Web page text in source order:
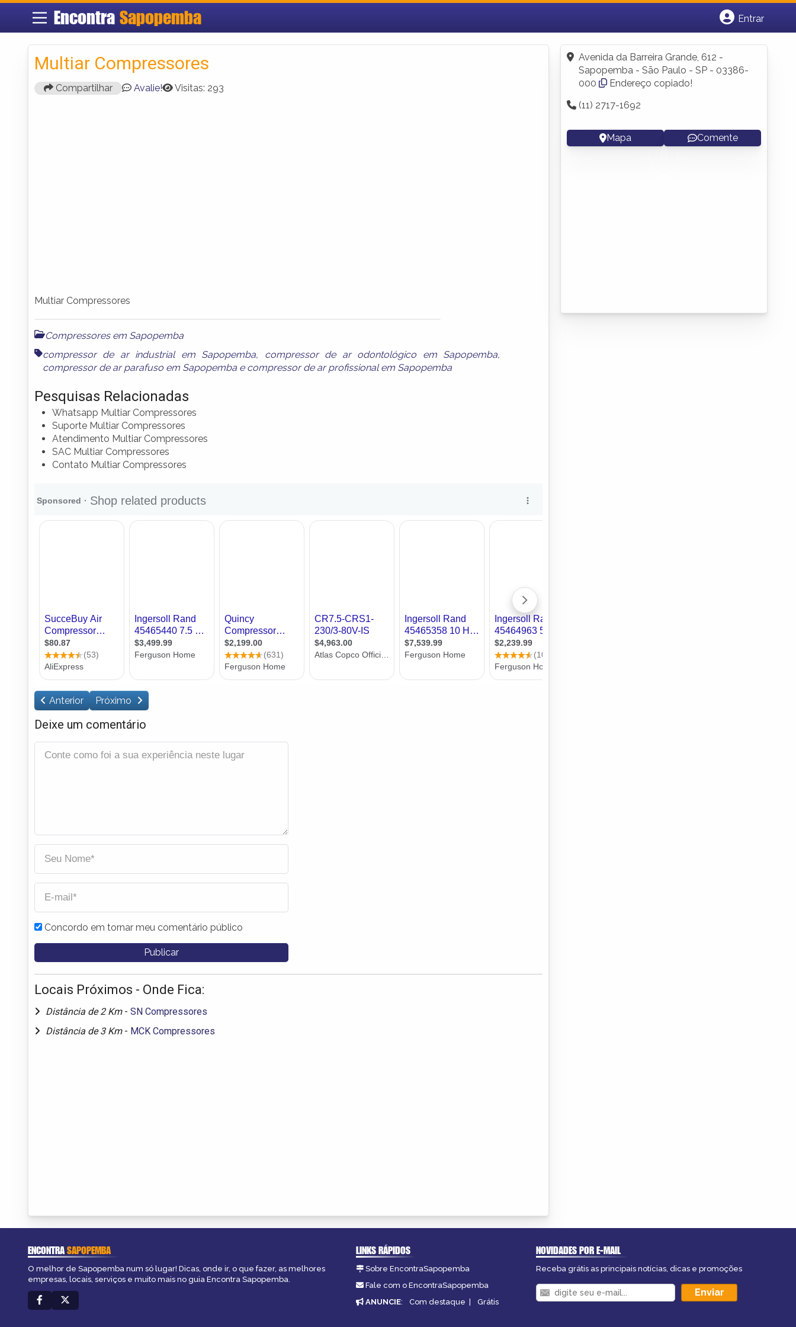
Encontra Sapopemba
Entrar
Fazer login
Criar conta
Multiar Compressores
Compartilhar Avalie! Visitas: 293
Multiar Compressores
Compressores em Sapopemba
compressor de ar industrial em Sapopemba, compressor de ar odontológico em Sapopemba,
compressor de ar parafuso em Sapopemba e compressor de ar profissional em Sapopemba
Pesquisas Relacionadas
Whatsapp Multiar Compressores
Suporte Multiar Compressores
Atendimento Multiar Compressores
SAC Multiar Compressores
Contato Multiar Compressores
Anterior Próximo
Deixe um comentário
Concordo em tornar meu comentário público
Locais Próximos - Onde Fica:
Distância de 2 Km - SN Compressores
Distância de 3 Km - MCK Compressores
Avenida da Barreira Grande, 612 -
Sapopemba - São Paulo - SP - 03386-
000
Endereço copiado!
(11) 2717-1692
Mapa Comente
ENCONTRASAPOPEMBA
O melhor de Sapopemba num só lugar! Dicas, onde ir, o que fazer, as melhores
empresas, locais, serviços e muito mais no guia Encontra Sapopemba.
LINKS RÁPIDOS
Sobre EncontraSapopemba
Fale com o EncontraSapopemba
ANUNCIE: Com destaque | Grátis
NOVIDADES POR E-MAIL
Receba grátis as principais notícias, dicas e promoções